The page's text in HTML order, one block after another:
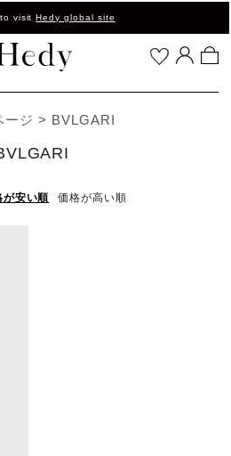
to visitHedy global site
ージ BVLGARI
が安い順 価格が高い順